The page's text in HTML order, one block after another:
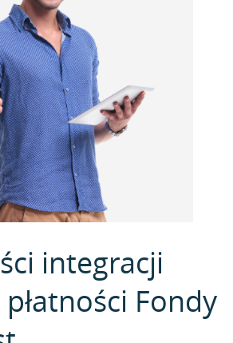
integracji
Fondy